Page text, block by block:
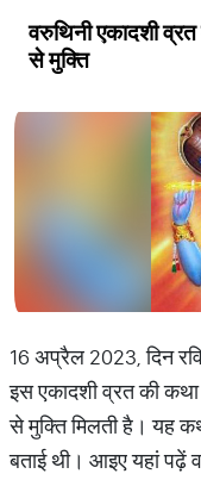
वरुथिनी एकादशी
से मुक्ति
16 अप्रैल 2023, दिन
इस एकादशी व्रत की
से मुक्ति मिलती है। यह
बताई थी। आइए यहां पढ़ें